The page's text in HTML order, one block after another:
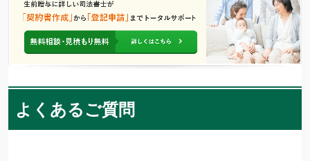
よくあるご質問